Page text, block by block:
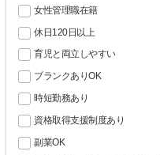
女性管理職在籍
休日120日以上
育児と両立しやすい
ブランクありOK
時短勤務あり
資格取得支援制度あり
副業OK